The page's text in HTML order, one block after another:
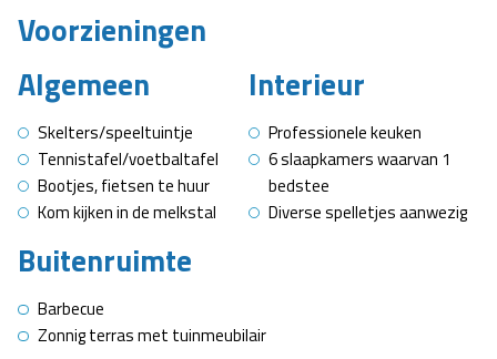
Voorzieningen
Algemeen
Skelters/speeltuintje
Tennistafel/voetbaltafel
Bootjes, fietsen te huur
Kom kijken in de melkstal
Interieur
Professionele keuken
6 slaapkamers waarvan 1
bedstee
Diverse spelletjes aanwezig
Buitenruimte
Barbecue
Zonnig terras met tuinmeubilair